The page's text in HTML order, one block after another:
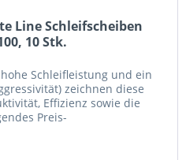
Line Schleifscheiben
10 Stk.
hohe Schleifleistung und ein
zeichnen diese
Effizienz sowie die
Preis-